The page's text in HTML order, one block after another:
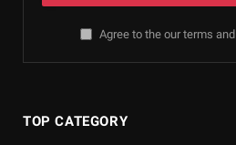
Agree to the our terms and
TOP CATEGORY